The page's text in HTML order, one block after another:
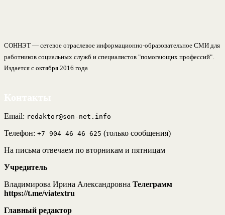
СОННЭТ — сетевое отраслевое информационно-образовательное СМИ для
работников социальных служб и специалистов "помогающих профессий".
Издается с октября 2016 года
Email: redaktor@son-net.info
Телефон: +7 904 46 46 625 (только сообщения)
На письма отвечаем по вторникам и пятницам
Учредитель
Владимирова Ирина Александровна Телеграмм
https://t.me/viatextru
Главный редактор